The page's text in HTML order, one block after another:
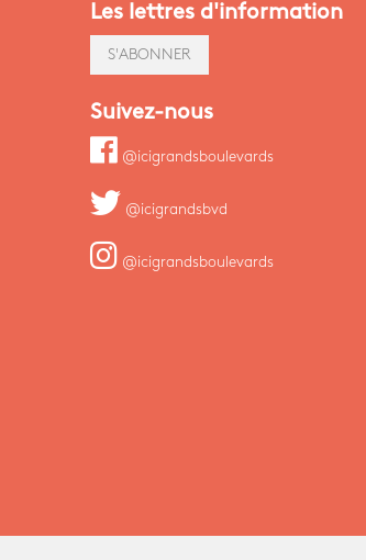
Les lettres d'information
S'ABONNER
Suivez-nous
@icigrandsboulevards
@icigrandsbvd
@icigrandsboulevards